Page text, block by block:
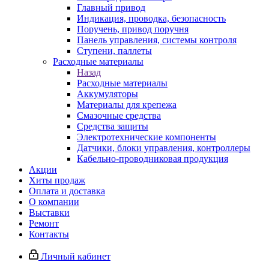
Главный привод
Индикация, проводка, безопасность
Поручень, привод поручня
Панель управления, системы контроля
Ступени, паллеты
Расходные материалы
Назад
Расходные материалы
Аккумуляторы
Материалы для крепежа
Смазочные средства
Средства защиты
Электротехнические компоненты
Датчики, блоки управления, контроллеры
Кабельно-проводниковая продукция
Акции
Хиты продаж
Оплата и доставка
О компании
Выставки
Ремонт
Контакты
Личный кабинет